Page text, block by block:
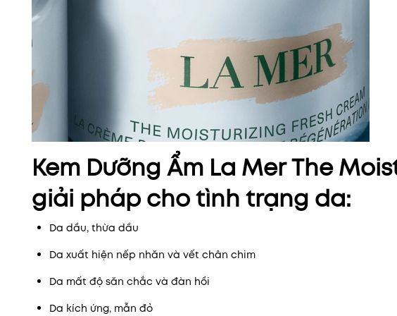
Kem Dưỡng Ẩm La Mer The
giải pháp cho tình trạng da:
Da dầu, thừa dầu
Da xuất hiện nếp nhăn và vết chân chim
Da mất độ săn chắc và đàn hồi
Da kích ứng, mẫn đỏ